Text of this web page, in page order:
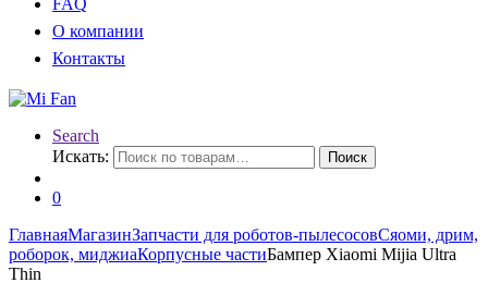
FAQ
О компании
Контакты
Search
Искать:
Поиск
0
ГлавнаяМагазинЗапчасти для роботов-пылесосовСяоми, дрим,
роборок, миджиаКорпусные частиБампер Xiaomi Mijia Ultra
Thin